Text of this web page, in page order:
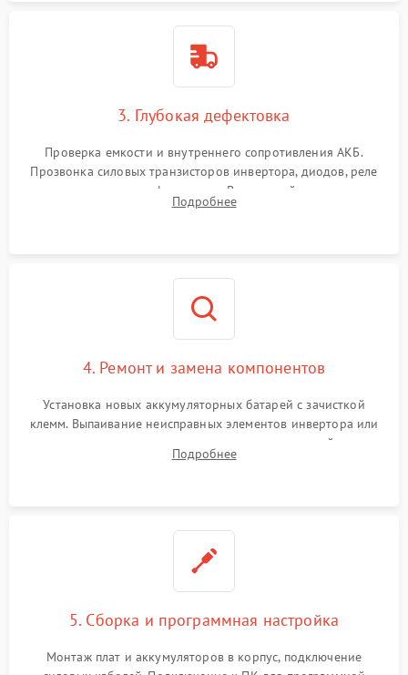
3. Глубокая дефектовка
Проверка емкости и внутреннего сопротивления АКБ.
Прозвонка силовых транзисторов инвертора, диодов, реле
переключения и трансформатора. Визуальный поиск вздутых
конденсаторов и прогаров на печатной плате.
Подробнее
4. Ремонт и замена компонентов
Установка новых аккумуляторных батарей с зачисткой
клемм. Выпаивание неисправных элементов инвертора или
цепи зарядки и монтаж новых радиодеталей.
Восстановление поврежденных токоведущих дорожек и
Подробнее
5. Сборка и программная настройка
Монтаж плат и аккумуляторов в корпус, подключение